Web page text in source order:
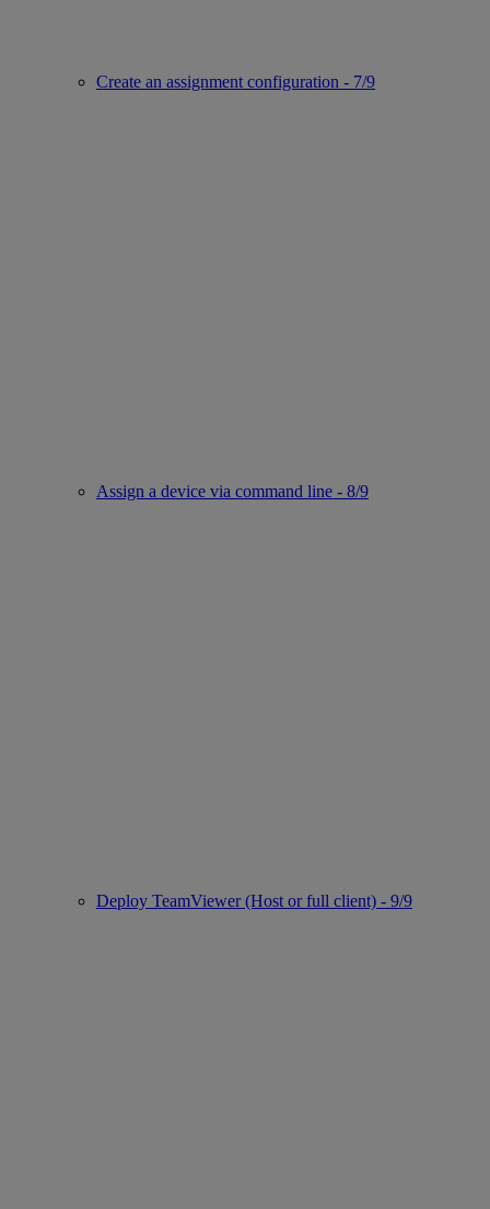
Create an assignment configuration - 7/9
Assign a device via command line - 8/9
Deploy TeamViewer (Host or full client) - 9/9